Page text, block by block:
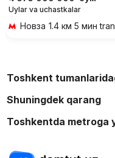
Uylar va uchastkalar
Новза 1.4 км 5 мин
Toshkent
Shuningdek qarang
Toshkentda metroga